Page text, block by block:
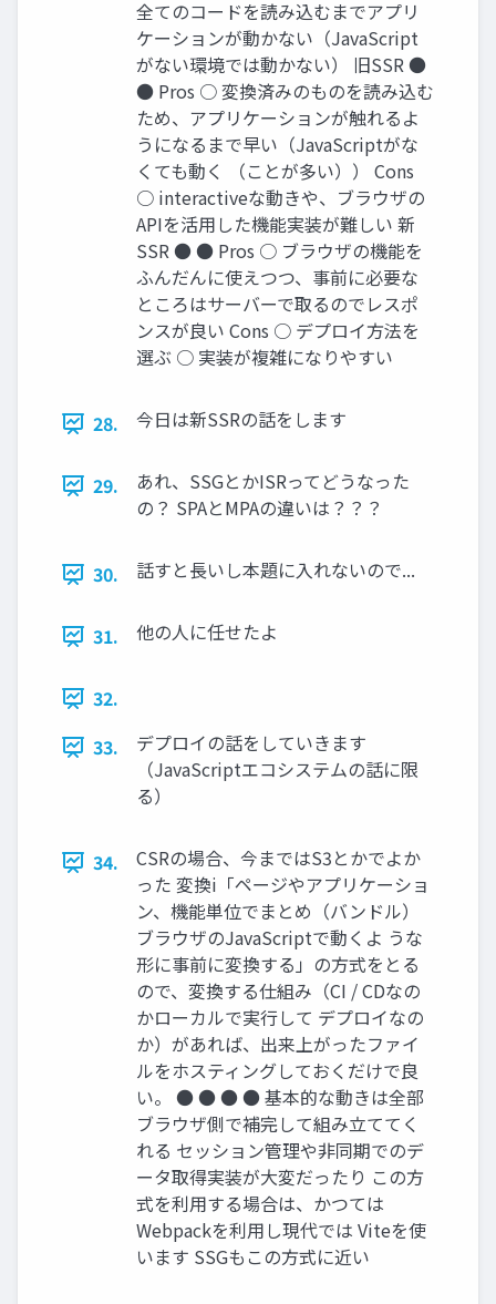
全てのコードを読み込むまでアプリ
ケーションが動かない（JavaScript
がない環境では動かない） 旧SSR ●
● Pros ○ 変換済みのものを読み込む
ため、アプリケーションが触れるよ
うになるまで早い（JavaScriptがな
くても動く （ことが多い）） Cons
○ interactiveな動きや、ブラウザの
APIを活用した機能実装が難しい 新
SSR ● ● Pros ○ ブラウザの機能を
ふんだんに使えつつ、事前に必要な
ところはサーバーで取るのでレスポ
ンスが良い Cons ○ デプロイ方法を
選ぶ ○ 実装が複雑になりやすい
28. 今日は新SSRの話をします
29.
あれ、SSGとかISRってどうなった
の？ SPAとMPAの違いは？？？
30. 話すと長いし本題に入れないので...
31. 他の人に任せたよ
32.
33.
デプロイの話をしていきます
（JavaScriptエコシステムの話に限
る）
34.
CSRの場合、今まではS3とかでよか
った 変換i「ページやアプリケーショ
ン、機能単位でまとめ（バンドル）
ブラウザのJavaScriptで動くよ うな
形に事前に変換する」の方式をとる
ので、変換する仕組み（CI / CDなの
かローカルで実行して デプロイなの
か）があれば、出来上がったファイ
ルをホスティングしておくだけで良
い。 ● ● ● ● 基本的な動きは全部
ブラウザ側で補完して組み立ててく
れる セッション管理や非同期でのデ
ータ取得実装が大変だったり この方
式を利用する場合は、かつては
Webpackを利用し現代では Viteを使
います SSGもこの方式に近い